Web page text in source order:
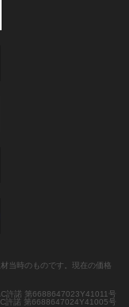
当時のものです。現在の価格
許諾 第6688647023Y41011号
許諾 第6688647024Y41005号